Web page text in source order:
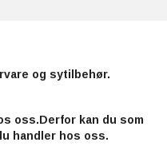
og sytilbehør.
oss.Derfor kan du som
handler hos oss.